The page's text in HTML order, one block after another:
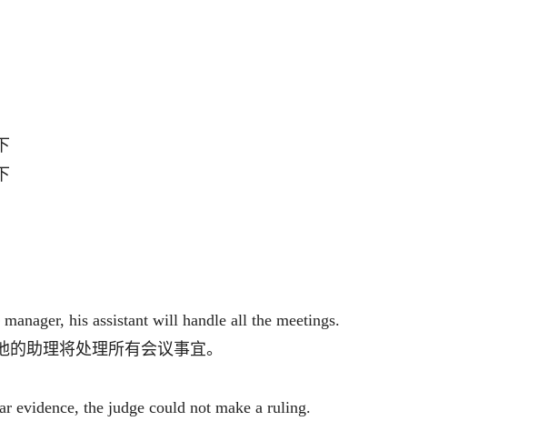
his assistant will handle all the meetings.
助理将处理所有会议事宜。
evidence, the judge could not make a ruling.